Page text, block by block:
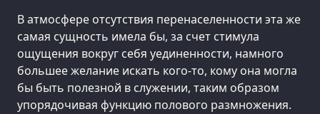
В атмосфере отсутствия перенаселенности эта же
самая сущность имела бы, за счет стимула
ощущения вокруг себя уединенности, намного
большее желание искать кого-то, кому она могла
бы быть полезной в служении, таким образом
упорядочивая функцию полового размножения.